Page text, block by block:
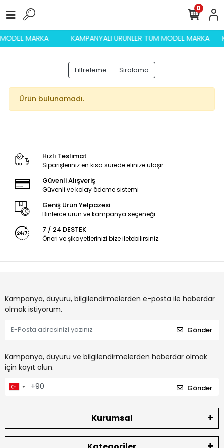
MARKA KAMPANYALI ÜRÜNLER TÜM MODEL MARKA
0
Filtreleme Sıralama
Ürün bulunamadı.
Hızlı Teslimat
Siparişleriniz en kısa sürede elinize ulaşır.
Güvenli Alışveriş
Güvenli ve kolay ödeme sistemi
Geniş Ürün Yelpazesi
Binlerce ürün ve kampanya seçeneği
7 / 24 DESTEK
Öneri ve şikayetlerinizi bize iletebilirsiniz.
Kampanya, duyuru, bilgilendirmelerden e-posta ile haberdar
olmak istiyorum.
Gönder
Kampanya, duyuru ve bilgilendirmelerden haberdar olmak
için kayıt olun.
Gönder
Kurumsal